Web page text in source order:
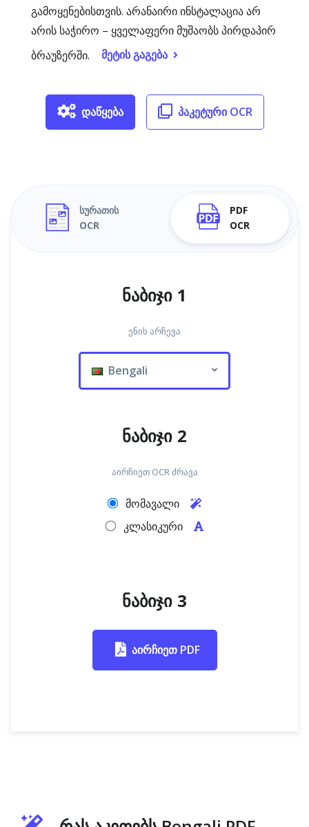
გამოყენებისთვის. არანაირი ინსტალაცია არ
არის საჭირო – ყველაფერი მუშაობს პირდაპირ
ბრაუზერში.
მეტის გაგება
დაწყება პაკეტური OCR
სურათის
OCR
PDF
OCR
ნაბიჯი 1
ენის არჩევა
Bengali
ნაბიჯი 2
აირჩიეთ OCR ძრავა
მომავალი
კლასიკური
ნაბიჯი 3
აირჩიეთ PDF